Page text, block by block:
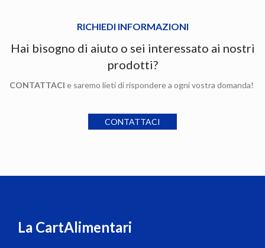
RICHIEDI INFORMAZIONI
Hai bisogno di aiuto o sei interessato ai nostri
prodotti?
CONTATTACI e saremo lieti di rispondere a ogni vostra domanda!
CONTATTACI
La CartAlimentari